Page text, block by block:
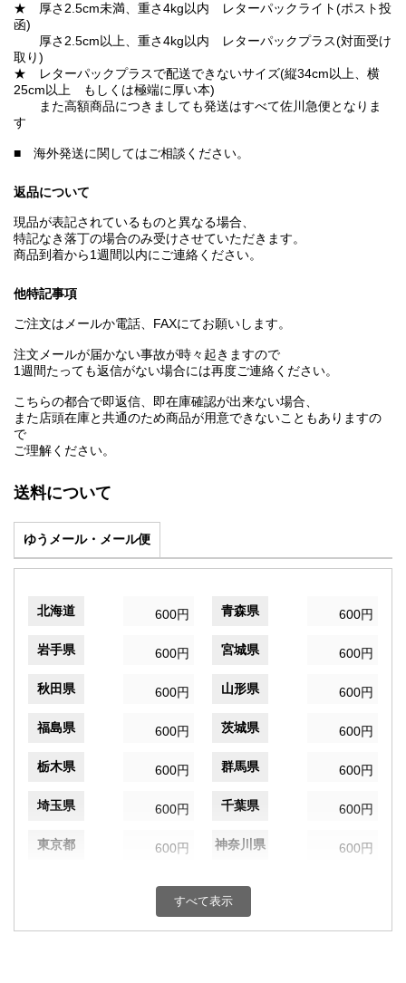
★ 厚さ2.5cm未満、重さ4kg以内 レターパックライト(ポスト投
函)
厚さ2.5cm以上、重さ4kg以内 レターパックプラス(対面受け
取り)
★ レターパックプラスで配送できないサイズ(縦34cm以上、横
25cm以上 もしくは極端に厚い本)
また高額商品につきましても発送はすべて佐川急便となりま
す
■ 海外発送に関してはご相談ください。
返品について
現品が表記されているものと異なる場合、
特記なき落丁の場合のみ受けさせていただきます。
商品到着から1週間以内にご連絡ください。
他特記事項
ご注文はメールか電話、FAXにてお願いします。
注文メールが届かない事故が時々起きますので
1週間たっても返信がない場合には再度ご連絡ください。
こちらの都合で即返信、即在庫確認が出来ない場合、
また店頭在庫と共通のため商品が用意できないこともありますの
で
ご理解ください。
送料について
ゆうメール・メール便
北海道 600円 青森県 600円
岩手県 600円 宮城県 600円
秋田県 600円 山形県 600円
福島県 600円 茨城県 600円
栃木県 600円 群馬県 600円
埼玉県 600円 千葉県 600円
東京都 600円 神奈川県 600円
600円 富山県
すべて表示